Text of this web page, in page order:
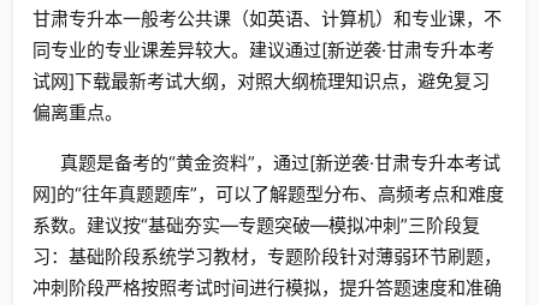
甘肃专升本一般考公共课（如英语、计算机）和专业课，不
同专业的专业课差异较大。建议通过[新逆袭·甘肃专升本考
试网]下载最新考试大纲，对照大纲梳理知识点，避免复习
偏离重点。
真题是备考的“黄金资料”，通过[新逆袭·甘肃专升本考试
网]的“往年真题题库”，可以了解题型分布、高频考点和难度
系数。建议按“基础夯实—专题突破—模拟冲刺”三阶段复
习：基础阶段系统学习教材，专题阶段针对薄弱环节刷题，
冲刺阶段严格按照考试时间进行模拟，提升答题速度和准确